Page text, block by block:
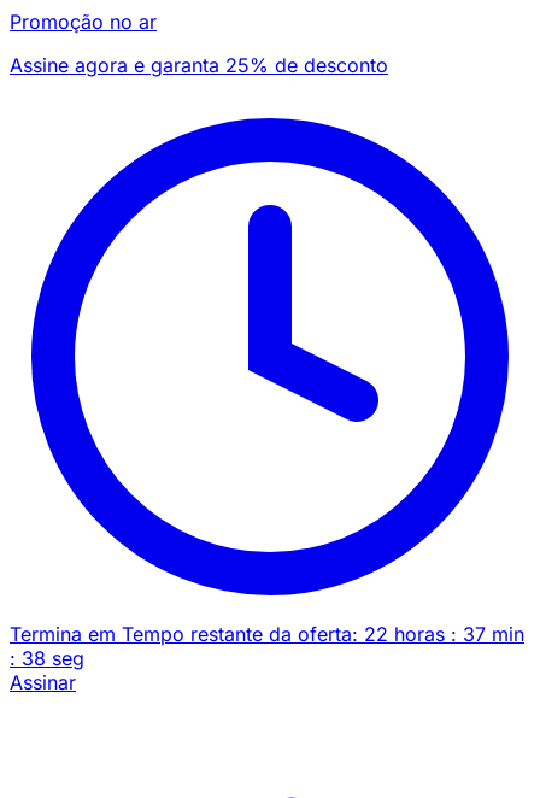
Promoção no ar
Assine agora e garanta 25% de desconto
Termina em Tempo restante da oferta: 22 horas : 37 min
: 38 seg
Assinar